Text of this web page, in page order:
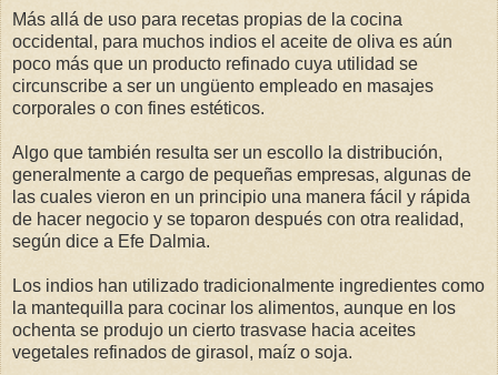
Más allá de uso para recetas propias de la cocina
occidental, para muchos indios el aceite de oliva es aún
poco más que un producto refinado cuya utilidad se
circunscribe a ser un ungüento empleado en masajes
corporales o con fines estéticos.
Algo que también resulta ser un escollo la distribución,
generalmente a cargo de pequeñas empresas, algunas de
las cuales vieron en un principio una manera fácil y rápida
de hacer negocio y se toparon después con otra realidad,
según dice a Efe Dalmia.
Los indios han utilizado tradicionalmente ingredientes como
la mantequilla para cocinar los alimentos, aunque en los
ochenta se produjo un cierto trasvase hacia aceites
vegetales refinados de girasol, maíz o soja.